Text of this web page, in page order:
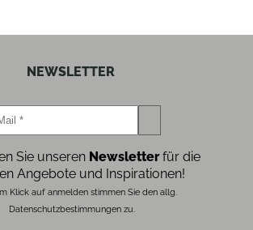
NEWSLETTER
Sie unseren Newsletterfür die
Angebote und Inspirationen!
Klick auf anmelden stimmen Sie den allg.
Datenschutzbestimmungen zu.